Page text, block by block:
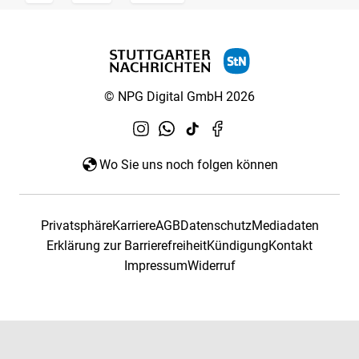
© NPG Digital GmbH 2026
Wo Sie uns noch folgen können
PrivatsphäreKarriereAGBDatenschutzMediadaten
Erklärung zur BarrierefreiheitKündigungKontakt
ImpressumWiderruf